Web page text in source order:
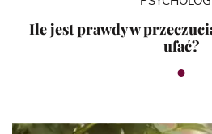
Ile jest prawdy w
ufać?